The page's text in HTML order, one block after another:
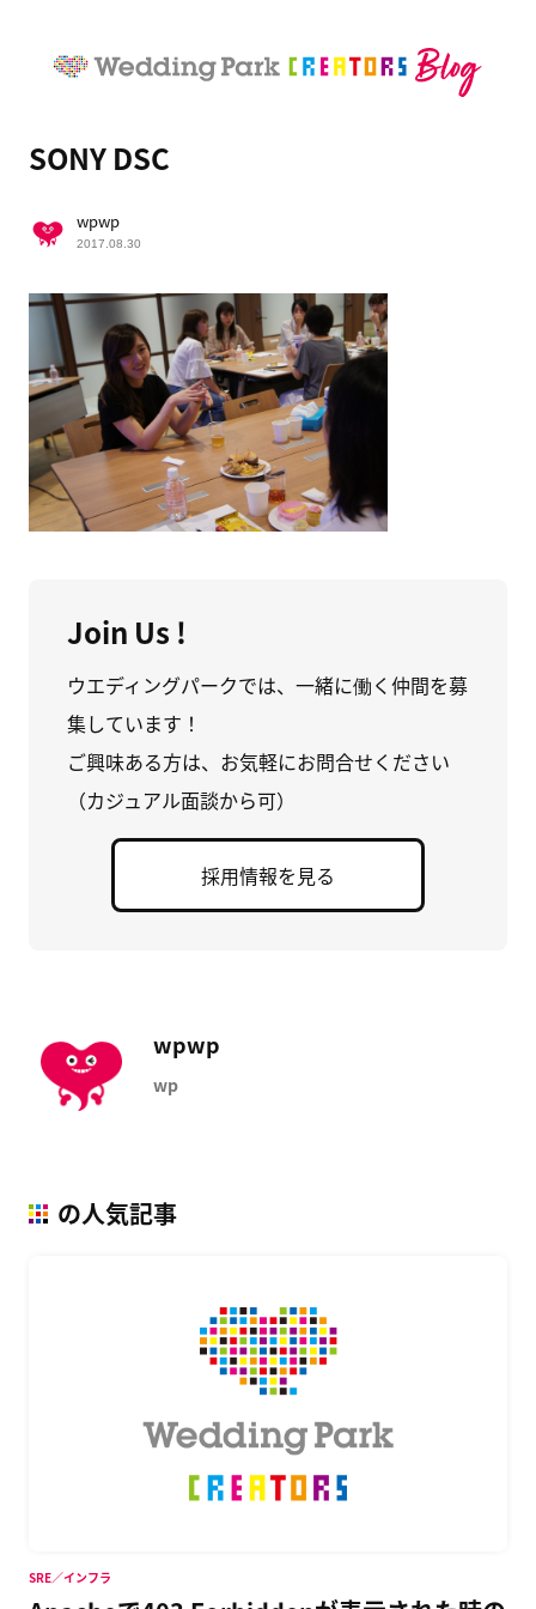
SONY DSC
wpwp
2017.08.30
Join Us !
ウエディングパークでは、一緒に働く仲間を募
集しています！
ご興味ある方は、お気軽にお問合せください
（カジュアル面談から可）
採用情報を見る
wpwp
wp
の人気記事
SRE／インフラ